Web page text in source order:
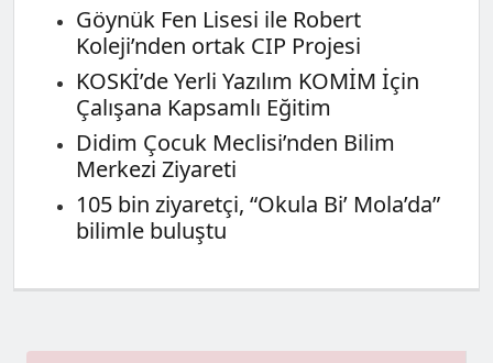
Göynük Fen Lisesi ile Robert
Koleji’nden ortak CIP Projesi
KOSKİ’de Yerli Yazılım KOMİM İçin
Çalışana Kapsamlı Eğitim
Didim Çocuk Meclisi’nden Bilim
Merkezi Ziyareti
105 bin ziyaretçi, “Okula Bi’ Mola’da”
bilimle buluştu